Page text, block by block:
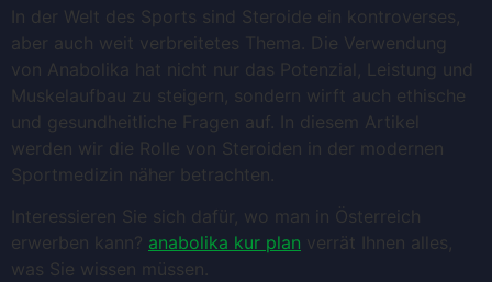
In der Welt des Sports sind Steroide ein kontroverses,
aber auch weit verbreitetes Thema. Die Verwendung
von Anabolika hat nicht nur das Potenzial, Leistung und
Muskelaufbau zu steigern, sondern wirft auch ethische
und gesundheitliche Fragen auf. In diesem Artikel
werden wir die Rolle von Steroiden in der modernen
Sportmedizin näher betrachten.
Interessieren Sie sich dafür, wo man in Österreich
erwerben kann? anabolika kur plan verrät Ihnen alles,
was Sie wissen müssen.